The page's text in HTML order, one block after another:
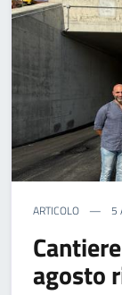
ARTICOLO 5
agosto